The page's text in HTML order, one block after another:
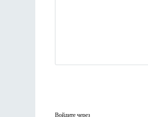
Войдите через